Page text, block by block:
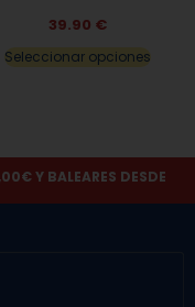
39.90 €
Seleccionar opciones
Y BALEARES DESDE